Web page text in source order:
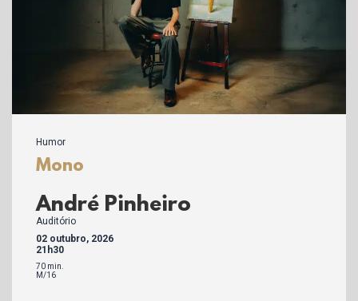
Humor
Mono
André Pinheiro
Auditório
02 outubro, 2026
21h30
70 min.
M/16